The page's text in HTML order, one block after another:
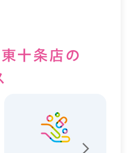
十条店の